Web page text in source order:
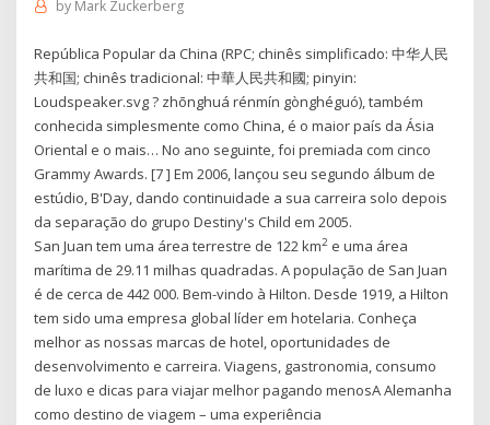
by Mark Zuckerberg
República Popular da China (RPC; chinês simplificado: 中华人民
共和国; chinês tradicional: 中華人民共和國; pinyin:
Loudspeaker.svg ? zhōnghuá rénmín gònghéguó), também
conhecida simplesmente como China, é o maior país da Ásia
Oriental e o mais… No ano seguinte, foi premiada com cinco
Grammy Awards. [7 ] Em 2006, lançou seu segundo álbum de
estúdio, B'Day, dando continuidade a sua carreira solo depois
da separação do grupo Destiny's Child em 2005.
San Juan tem uma área terrestre de 122 km2 e uma área
marítima de 29.11 milhas quadradas. A população de San Juan
é de cerca de 442 000. Bem-vindo à Hilton. Desde 1919, a Hilton
tem sido uma empresa global líder em hotelaria. Conheça
melhor as nossas marcas de hotel, oportunidades de
desenvolvimento e carreira. Viagens, gastronomia, consumo
de luxo e dicas para viajar melhor pagando menosA Alemanha
como destino de viagem – uma experiência